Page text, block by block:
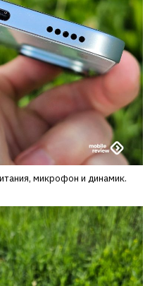
микрофон и динамик.